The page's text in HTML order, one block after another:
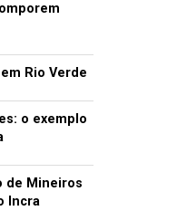
Rio Verde
o exemplo
de Mineiros
Incra